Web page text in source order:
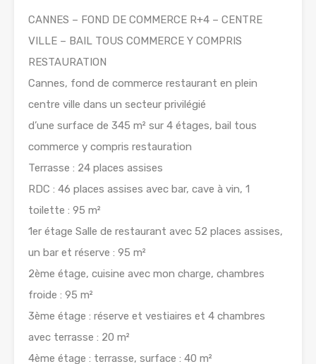
CANNES – FOND DE COMMERCE R+4 – CENTRE
VILLE – BAIL TOUS COMMERCE Y COMPRIS
RESTAURATION
Cannes, fond de commerce restaurant en plein
centre ville dans un secteur privilégié
d’une surface de 345 m² sur 4 étages, bail tous
commerce y compris restauration
Terrasse : 24 places assises
RDC : 46 places assises avec bar, cave à vin, 1
toilette : 95 m²
1er étage Salle de restaurant avec 52 places assises,
un bar et réserve : 95 m²
2ème étage, cuisine avec mon charge, chambres
froide : 95 m²
3ème étage : réserve et vestiaires et 4 chambres
avec terrasse : 20 m²
4ème étage : terrasse, surface : 40 m²